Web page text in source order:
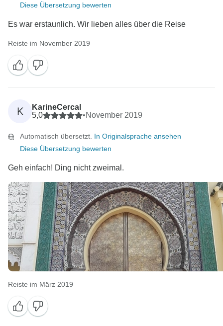
Diese Übersetzung bewerten
Es war erstaunlich. Wir lieben alles über die Reise
Reiste im November 2019
K
KarineCercal
5,0
•November 2019
Automatisch übersetzt. In Originalsprache ansehen
Diese Übersetzung bewerten
Geh einfach! Ding nicht zweimal.
Reiste im März 2019